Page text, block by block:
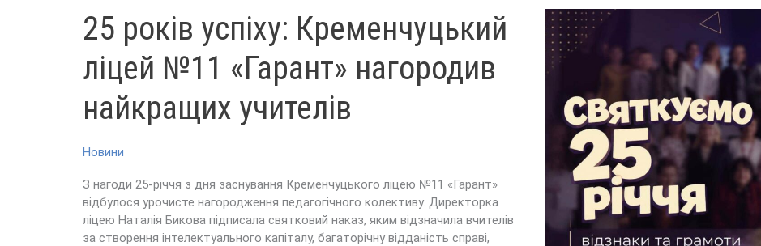
25 років успіху: Кременчуцький
ліцей №11 «Гарант» нагородив
найкращих учителів
Новини
З нагоди 25-річчя з дня заснування Кременчуцького ліцею №11 «Гарант»
відбулося урочисте нагородження педагогічного колективу. Директорка
ліцею Наталія Бикова підписала святковий наказ, яким відзначила вчителів
за створення інтелектуального капіталу, багаторічну відданість справі,
РОКІВ
УСПІХУ:
КРЕМЕНЧУЦЬКИЙ
№11
«ГАРАНТ»
НАГОРОДИВ
УЧИТЕЛІВ